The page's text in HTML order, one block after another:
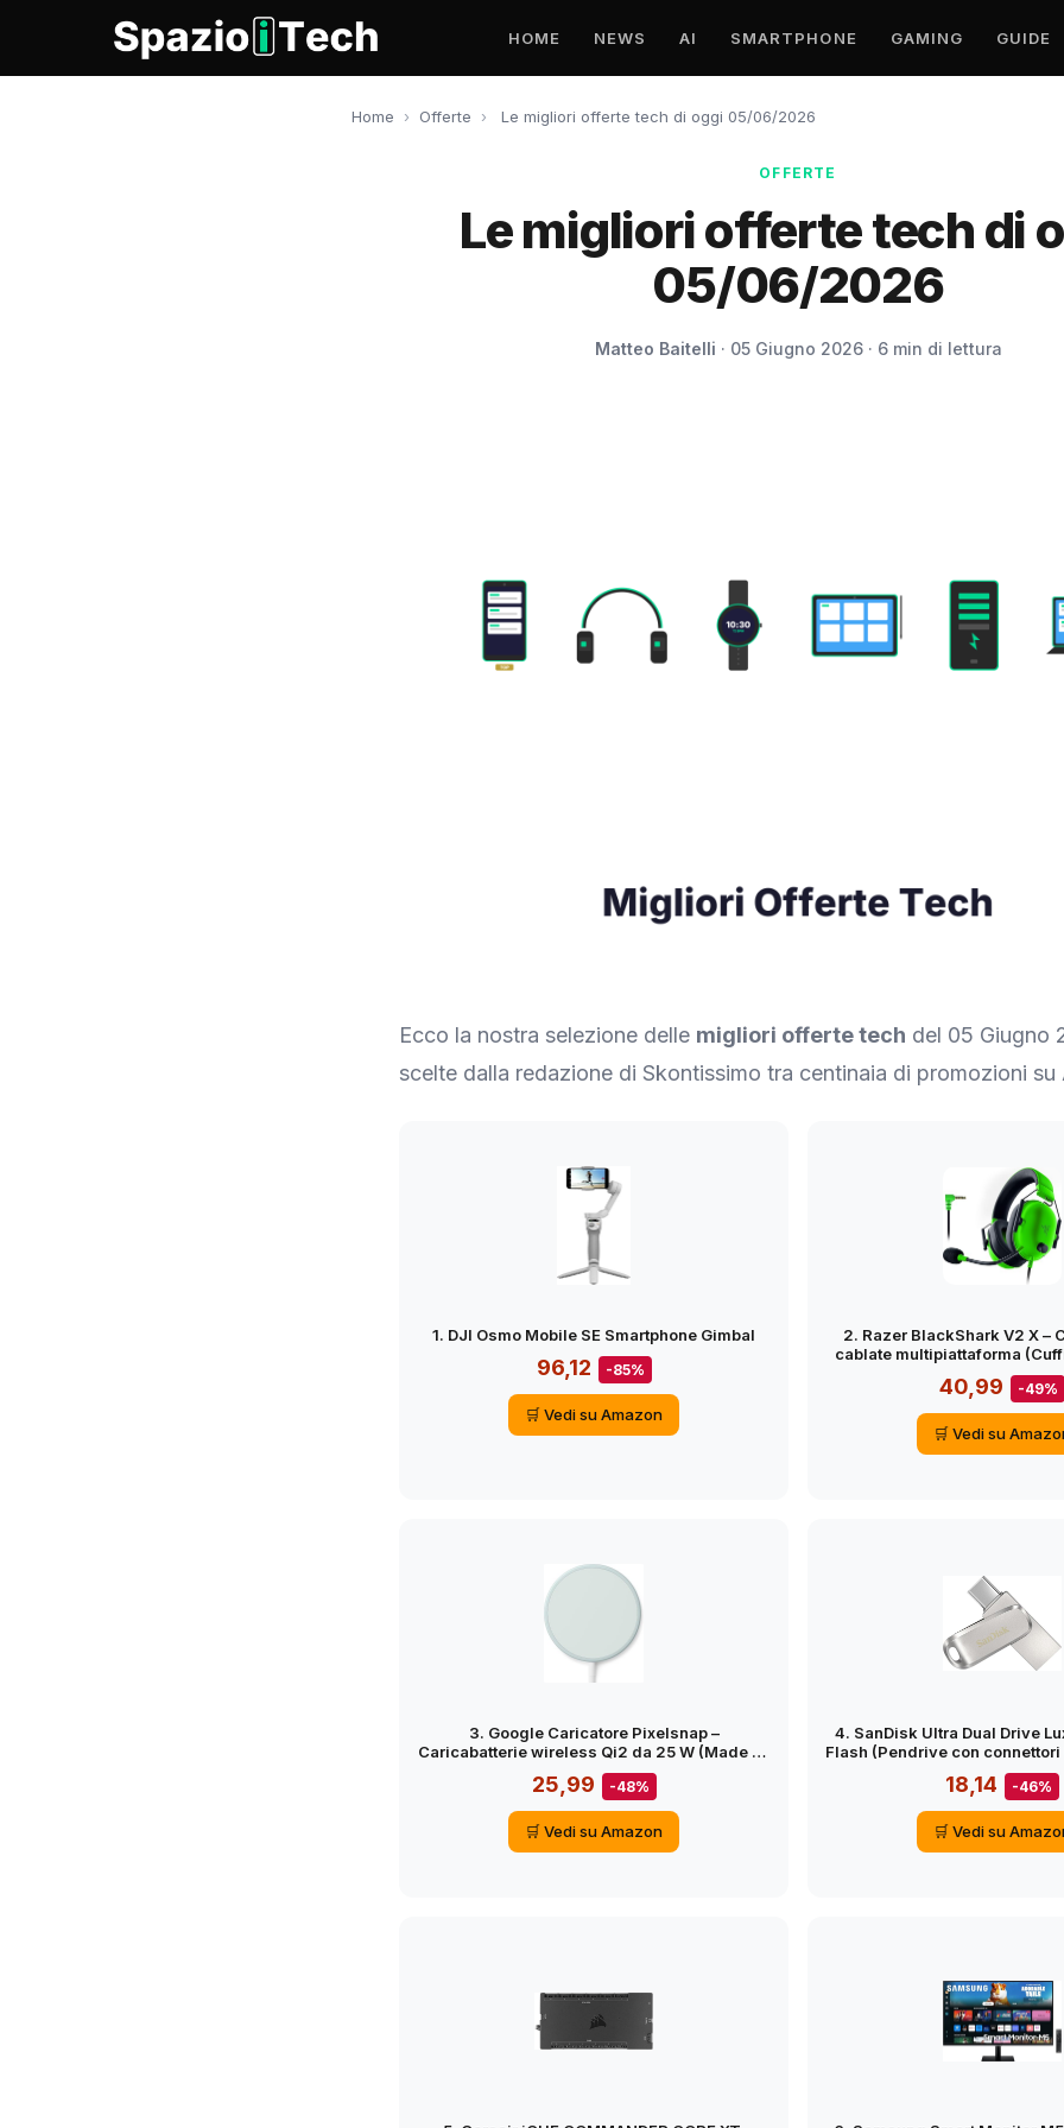
HOME NEWS AI SMARTPHONE GAMING GUIDE
Home › Offerte › Le migliori offerte tech di oggi 05/06/2026
OFFERTE
Le migliori offerte tech di
05/06/2026
Matteo Baitelli · 05 Giugno 2026 · 6 min di lettura
Ecco la nostra selezione delle migliori offerte tech del 05 Giugno
scelte dalla redazione di Skontissimo tra centinaia di promozioni su
1. DJI Osmo Mobile SE Smartphone Gimbal
96,12 -85%
🛒 Vedi su Amazon
2. Razer BlackShark V2 X –
cablate multipiattaforma
driver da 50 mm,
per PC, Mac, PS4, Xbox One
40,99 -49%
🛒 Vedi su
3. Google Caricatore Pixelsnap –
Caricabatterie wireless Qi2 da 25 W (Made by
Google)
25,99 -48%
🛒 Vedi su Amazon
4. SanDisk Ultra Dual Drive
Flash (Pendrive con
di Tipo C e Tipo A, per
Tablet, Mac e Computer,
Corpo in metallo)
18,14 -46%
🛒 Vedi su